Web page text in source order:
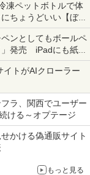
凍ペットボトルで体
ちょうどいい【ぼっ
にしてる？】
ンとしてもボールペ
」発売 iPadにも紙に
イトがAIクローラー
ラ、関西でユーザー
ける～オプテージ
かける偽通販サイト
もっと見る